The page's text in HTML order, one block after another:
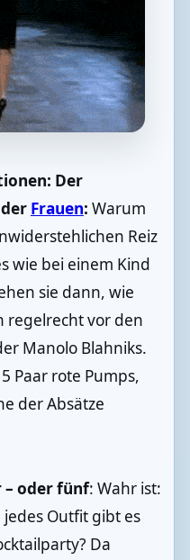
Der
Frauen: Warum
Reiz
wie bei einem Kind
sie dann, wie
regelrecht vor den
Manolo Blahniks.
Paar rote Pumps,
der Absätze
– oder fünf: Wahr ist:
Outfit gibt es
Da